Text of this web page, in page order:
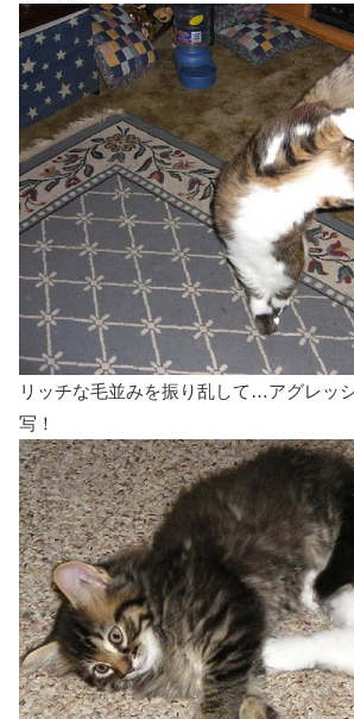
リッチな毛並みを振り乱して…アグレッ
写！